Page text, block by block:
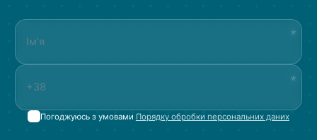
Погоджуюсь з умовами Порядку обробки персональних даних